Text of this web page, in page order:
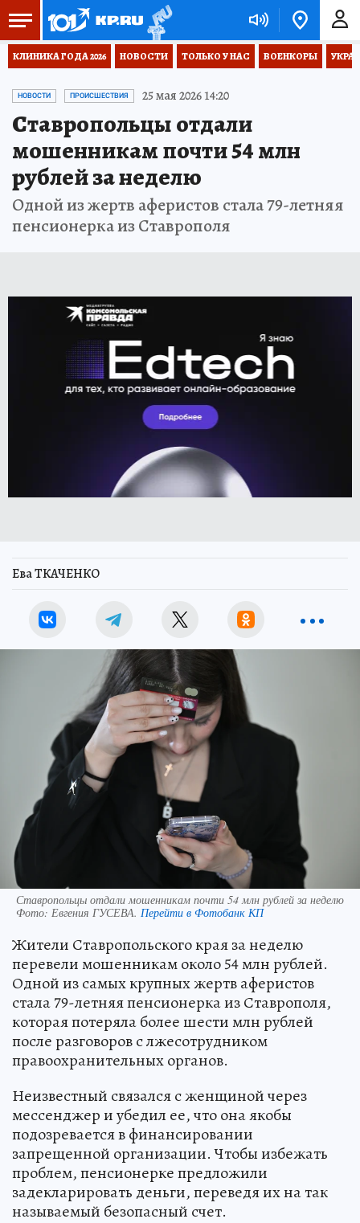
КЛИНИКА ГОДА 2026 НОВОСТИ ТОЛЬКО У НАС ВОЕНКОРЫ
НОВОСТИ ПРОИСШЕСТВИЯ 25 мая 2026 14:20
Ставропольцы отдали
мошенникам почти 54 млн
рублей за неделю
Одной из жертв аферистов стала 79-летняя
пенсионерка из Ставрополя
Ева ТКАЧЕНКО
Ставропольцы отдали мошенникам почти 54 млн рублей за неделю
Фото: Евгения ГУСЕВА. Перейти в Фотобанк КП
Жители Ставропольского края за неделю
перевели мошенникам около 54 млн рублей.
Одной из самых крупных жертв аферистов
стала 79-летняя пенсионерка из Ставрополя,
которая потеряла более шести млн рублей
после разговоров с лжесотрудником
правоохранительных органов.
Неизвестный связался с женщиной через
мессенджер и убедил ее, что она якобы
подозревается в финансировании
запрещенной организации. Чтобы избежать
проблем, пенсионерке предложили
задекларировать деньги, переведя их на так
называемый безопасный счет.